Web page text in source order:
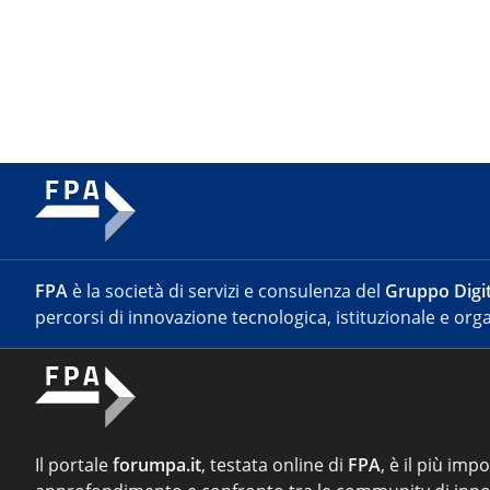
FPA è la società di servizi e consulenza del Gruppo
percorsi di innovazione tecnologica, istituzionale e
Il portaleforumpa.it, testata online di FPA, è il più